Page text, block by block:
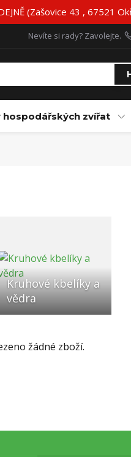
(Zašovice 43 , 67521
Nevíte si rady? Zavolejte.
hospodářských zvířat
Kruhové kbelíky a
vědra
žádné zboží.